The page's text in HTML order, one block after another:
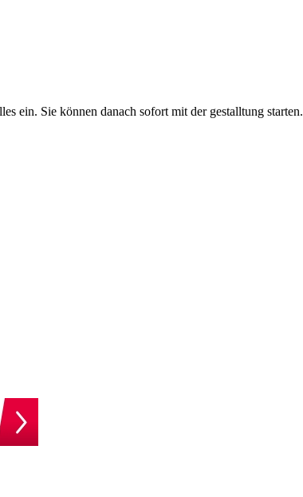
ein. Sie können danach sofort mit der gestalltung starten.